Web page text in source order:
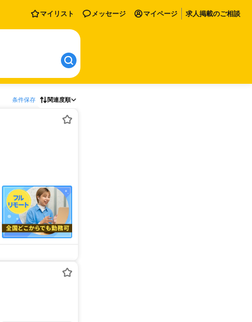
マイリスト メッセージ マイページ 求人掲載のご相談
条件保存 関連度順